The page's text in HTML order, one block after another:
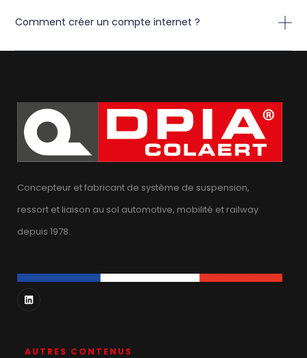
Comment créer un compte internet ?
Concepteur et fabricant de système de suspension,
ressort et liaison au sol automotive, mobilité et railway
depuis 1978.
AUTRES CONTENUS